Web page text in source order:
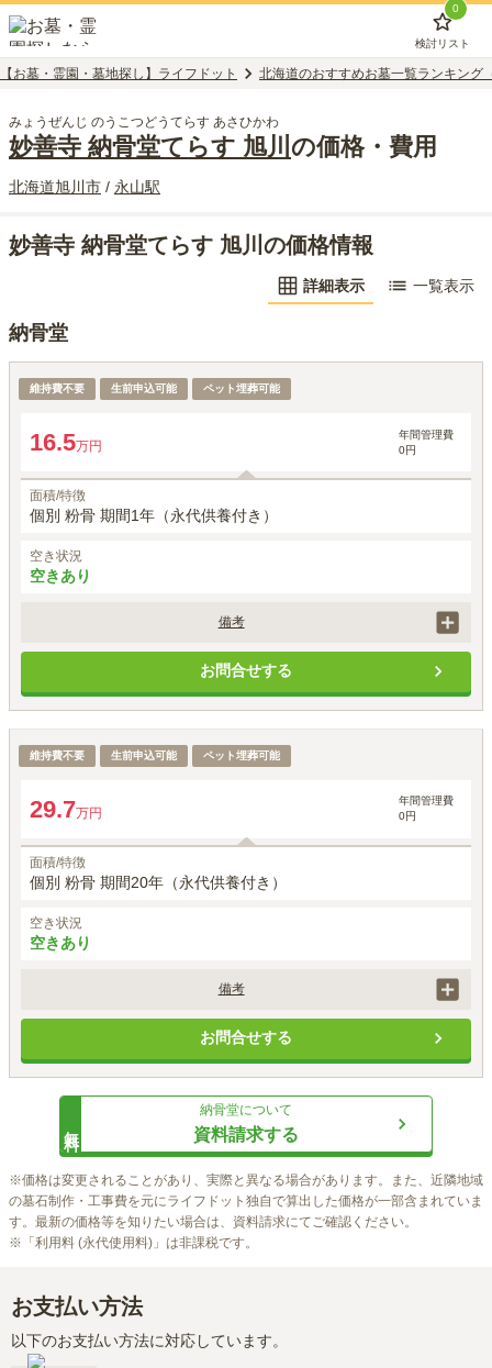
0
検討リスト
【お墓・霊園・墓地探し】ライフドット 北海道のおすすめお墓一覧ランキング
みょうぜんじ のうこつどうてらす あさひかわ
妙善寺 納骨堂てらす 旭川 の価格・費用
北海道旭川市 / 永山駅
妙善寺 納骨堂てらす 旭川の価格情報
詳細表示 一覧表示
納骨堂
1年プラン
維持費不要 生前申込可能 ペット埋葬可能
16.5万円
年間管理費
0円
面積/特徴
個別 粉骨 期間1年（永代供養付き）
空き状況
空きあり
備考
価格にはQRカード1枚分が含まれます。追加の場合、2,200円/枚にて承
納骨の1年後に合葬されます。
別途、登録手数料22,000円がかかります。
お問合せする
20年プラン
維持費不要 生前申込可能 ペット埋葬可能
29.7万円
年間管理費
0円
面積/特徴
個別 粉骨 期間20年（永代供養付き）
空き状況
空きあり
備考
価格にはQRカード1枚分が含まれます。追加の場合、2,200円/枚にて承
納骨の20年後に合葬されます。
別途、登録手数料22,000円がかかります。
ペットとご一緒に納骨が可能です。
お問合せする
納骨堂について
資料請求する
※価格は変更されることがあり、実際と異なる場合があります。また、近隣地域
の墓石制作・工事費を元にライフドット独自で算出した価格が一部含まれていま
す。最新の価格等を知りたい場合は、資料請求にてご確認ください。
※「利用料 (永代使用料)」は非課税です。
お支払い方法
以下のお支払い方法に対応しています。